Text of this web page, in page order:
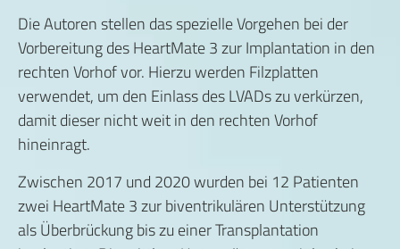
Die Autoren stellen das spezielle Vorgehen bei der
Vorbereitung des HeartMate 3 zur Implantation in den
rechten Vorhof vor. Hierzu werden Filzplatten
verwendet, um den Einlass des LVADs zu verkürzen,
damit dieser nicht weit in den rechten Vorhof
hineinragt.
Zwischen 2017 und 2020 wurden bei 12 Patienten
zwei HeartMate 3 zur biventrikulären Unterstützung
als Überbrückung bis zu einer Transplantation